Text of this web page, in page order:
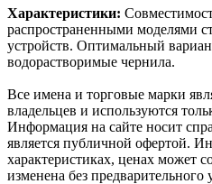
Характеристики:
распространенными моделями
устройств. Оптимальный
водорастворимые чернила.
Все имена и торговые марки
владельцев и используются
Информация на сайте носит
является публичной офертой.
характеристиках, ценах может
изменена без предварительного